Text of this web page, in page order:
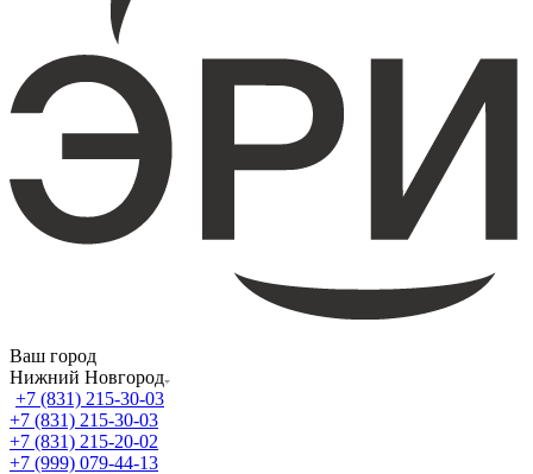
Ваш город
Нижний Новгород
+7 (831) 215-30-03
+7 (831) 215-30-03
+7 (831) 215-20-02
+7 (999) 079-44-13